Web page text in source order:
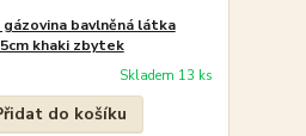
bavlněná látka
khaki zbytek
Skladem 13 ks
do košíku